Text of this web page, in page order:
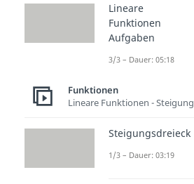
Lineare
Funktionen
Aufgaben
3/3 – Dauer: 05:18
Funktionen
Lineare Funktionen - Steigung
Steigungsdreieck
1/3 – Dauer: 03:19